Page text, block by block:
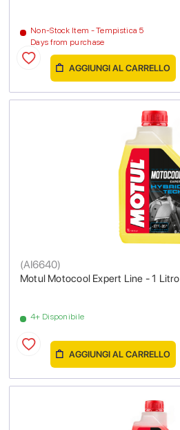
Non-Stock Item - Tempistica 5
Days from purchase
AGGIUNGI AL CARRELLO
Motul Motocool Expert Line - 1 Litro
(AI6640)
4+ Disponibile
AGGIUNGI AL CARRELLO